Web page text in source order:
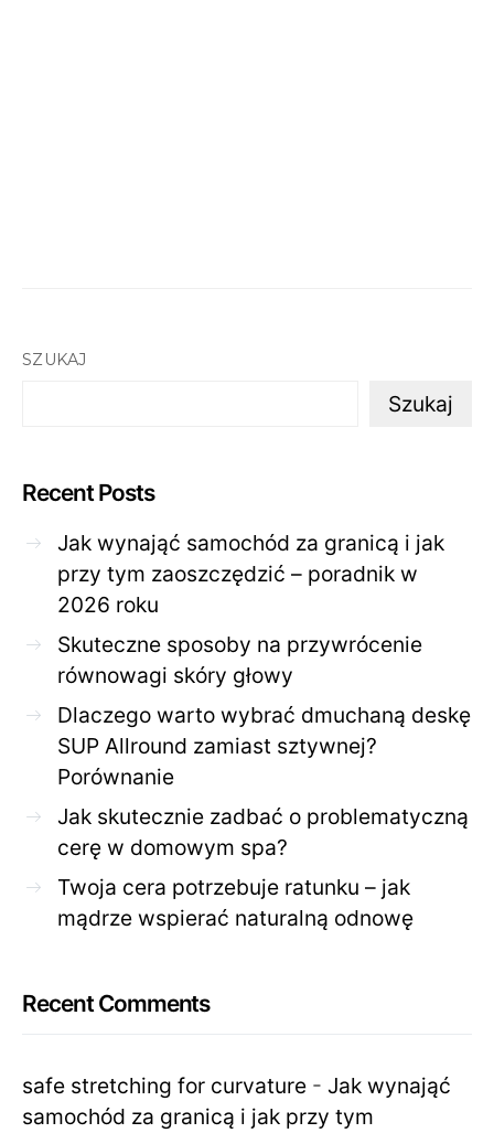
SZUKAJ
Szukaj
Recent Posts
Jak wynająć samochód za granicą i jak
przy tym zaoszczędzić – poradnik w
2026 roku
Skuteczne sposoby na przywrócenie
równowagi skóry głowy
Dlaczego warto wybrać dmuchaną deskę
SUP Allround zamiast sztywnej?
Porównanie
Jak skutecznie zadbać o problematyczną
cerę w domowym spa?
Twoja cera potrzebuje ratunku – jak
mądrze wspierać naturalną odnowę
Recent Comments
safe stretching for curvature - Jak wynająć
samochód za granicą i jak przy tym